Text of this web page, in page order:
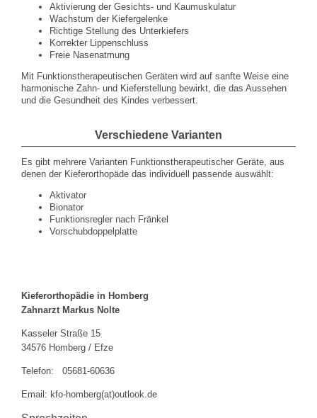
Aktivierung der Gesichts- und Kaumuskulatur
Wachstum der Kiefergelenke
Richtige Stellung des Unterkiefers
Korrekter Lippenschluss
Freie Nasenatmung
Mit Funktionstherapeutischen Geräten wird auf sanfte Weise eine
harmonische Zahn- und Kieferstellung bewirkt, die das Aussehen
und die Gesundheit des Kindes verbessert.
Verschiedene Varianten
Es gibt mehrere Varianten Funktionstherapeutischer Geräte, aus
denen der Kieferorthopäde das individuell passende auswählt:
Aktivator
Bionator
Funktionsregler nach Fränkel
Vorschubdoppelplatte
Kieferorthopädie in Homberg
Zahnarzt Markus Nolte
Kasseler Straße 15
34576 Homberg / Efze
Telefon: 05681-60636
Email: kfo-homberg(at)outlook.de